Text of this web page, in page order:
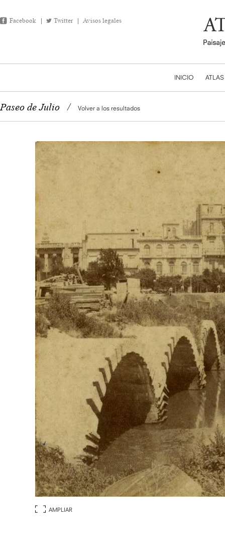
Facebook Twitter Avisos legales
INICIO ATLAS
Paseo de Julio / Volver a los resultados
AMPLIAR